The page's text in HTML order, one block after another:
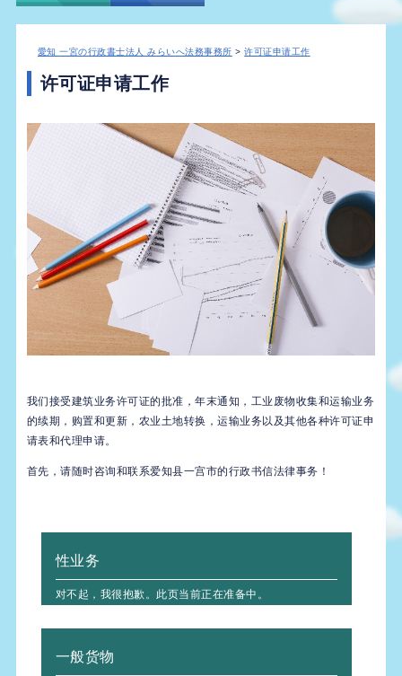
愛知 一宮の行政書士法人 みらいへ法務事務所 >许可证申请工作
许可证申请工作
我们接受建筑业务许可证的批准，年末通知，工业废物收集和运输业务
的续期，购置和更新，农业土地转换，运输业务以及其他各种许可证申
请表和代理申请。
首先，请随时咨询和联系爱知县一宫市的行政书信法律事务！
性业务
对不起，我很抱歉。此页当前正在准备中。
一般货物